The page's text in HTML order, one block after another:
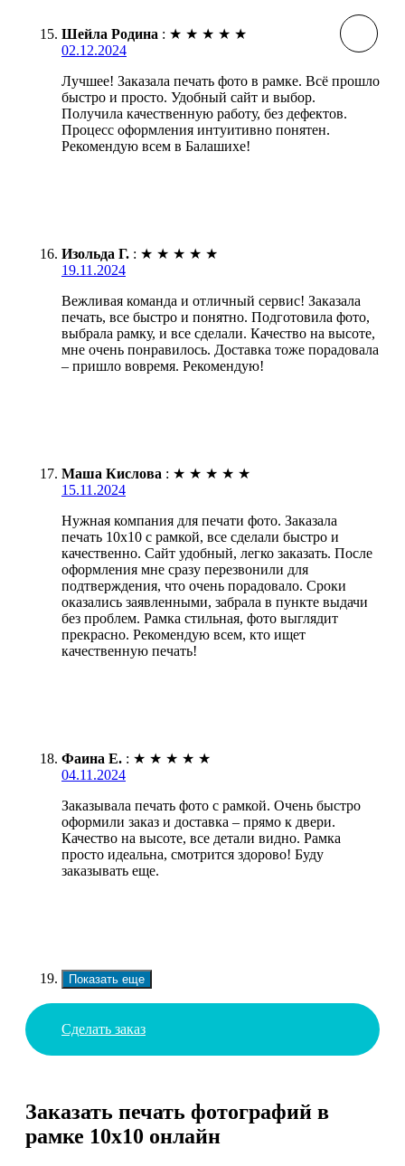
Шейла Родина : ★ ★ ★ ★ ★
02.12.2024
Лучшее! Заказала печать фото в рамке. Всё прошло
быстро и просто. Удобный сайт и выбор.
Получила качественную работу, без дефектов.
Процесс оформления интуитивно понятен.
Рекомендую всем в Балашихе!
Изольда Г. : ★ ★ ★ ★ ★
19.11.2024
Вежливая команда и отличный сервис! Заказала
печать, все быстро и понятно. Подготовила фото,
выбрала рамку, и все сделали. Качество на высоте,
мне очень понравилось. Доставка тоже порадовала
– пришло вовремя. Рекомендую!
Маша Кислова : ★ ★ ★ ★ ★
15.11.2024
Нужная компания для печати фото. Заказала
печать 10х10 с рамкой, все сделали быстро и
качественно. Сайт удобный, легко заказать. После
оформления мне сразу перезвонили для
подтверждения, что очень порадовало. Сроки
оказались заявленными, забрала в пункте выдачи
без проблем. Рамка стильная, фото выглядит
прекрасно. Рекомендую всем, кто ищет
качественную печать!
Фаина Е. : ★ ★ ★ ★ ★
04.11.2024
Заказывала печать фото с рамкой. Очень быстро
оформили заказ и доставка – прямо к двери.
Качество на высоте, все детали видно. Рамка
просто идеальна, смотрится здорово! Буду
заказывать еще.
Показать еще
Сделать заказ
Заказать печать фотографий в
рамке 10х10 онлайн